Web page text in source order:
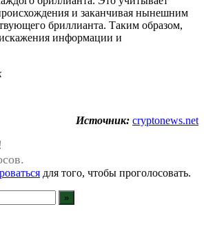
и заканчивая нынешним
бриллианта. Таким образом,
информации и
Источник: cryptonews.net
для того, чтобы проголосовать.